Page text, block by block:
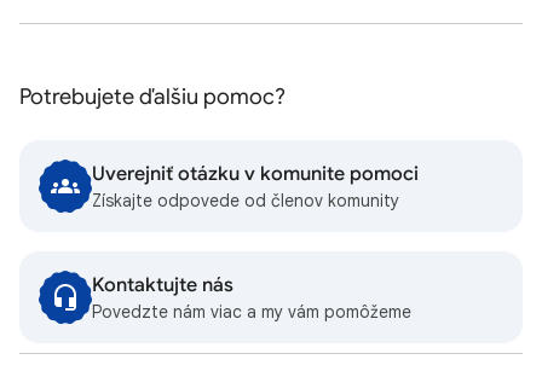
Potrebujete ďalšiu pomoc?
Uverejniť otázku v komunite pomoci
Získajte odpovede od členov komunity
Kontaktujte nás
Povedzte nám viac a my vám pomôžeme